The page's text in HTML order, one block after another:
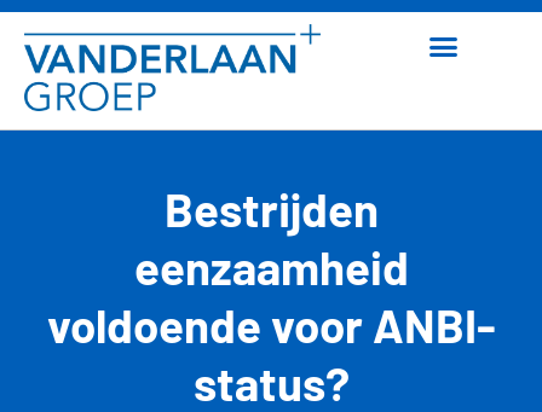
Bestrijden
eenzaamheid
voldoende voor ANBI-
status?